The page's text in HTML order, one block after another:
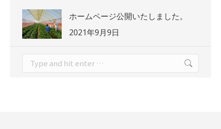
ホームページ公開いたしました。
2021年9月9日
Search: